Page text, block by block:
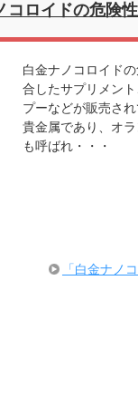
コロイドの危険
白金ナノコロイド
合したサプリメン
プーなどが販売さ
貴金属であり、オ
も呼ばれ・・・
「白金ナノ